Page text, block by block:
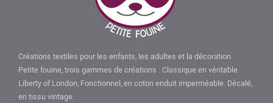
Créations textiles pour les enfants, les adultes et la décoration
Petite fouine, trois gammes de créations : Classique en véritable
Liberty of London, Fonctionnel, en coton enduit imperméable. Décalé,
en tissu vintage.